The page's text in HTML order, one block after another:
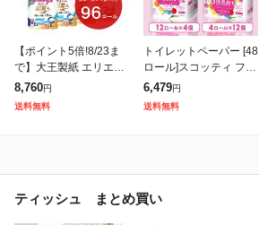
【ポイント5倍!8/23ま
で】大王製紙 エリエー
ル消臭+トイレット8ロ
ールダブル 12個 | エリ
エール 消臭 トイレット
8,760円
送料無料
トイレットペーパー [48
ロール]スコッティ フラ
ワーパック 3倍長持ち
トイレット 12ロール×4
75mダブル トイレ トイ
6,479円
送料無料
ティッシュ まとめ買い